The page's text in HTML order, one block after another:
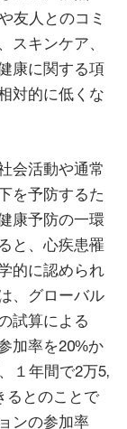
友人とのコミ
スキンケア、
康に関する項
対的に低くな
会活動や通常
を予防するた
康予防の一環
と、心疾患罹
的に認められ
、グローバル
試算による
加率を20%か
１年間で2万5,
るとのことで
ンの参加率